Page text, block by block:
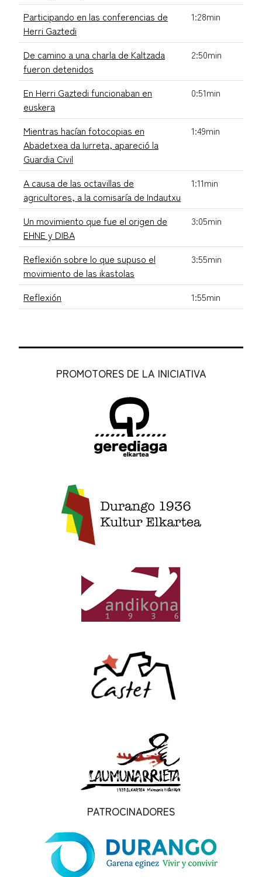
Participando en las conferencias de
Herri Gaztedi
1:28min
De camino a una charla de Kaltzada
fueron detenidos
2:50min
En Herri Gaztedi funcionaban en
euskera
0:51min
Mientras hacían fotocopias en
Abadetxea da Iurreta, apareció la
Guardia Civil
1:49min
A causa de las octavillas de
agricultores, a la comisaría de Indautxu
1:11min
Un movimiento que fue el origen de
EHNE y DIBA
3:05min
Reflexión sobre lo que supuso el
movimiento de las ikastolas
3:55min
Reflexión 1:55min
PROMOTORES DE LA INICIATIVA
PATROCINADORES